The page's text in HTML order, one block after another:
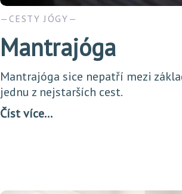
CESTY JÓGY
Mantrajóga
Mantrajóga sice nepatří mezi
jednu z nejstarších cest.
Číst více…